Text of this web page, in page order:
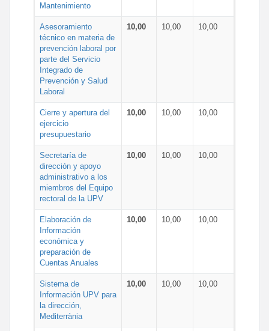
Mantenimiento
Asesoramiento
técnico en materia de
prevención laboral por
parte del Servicio
Integrado de
Prevención y Salud
Laboral
10,00 10,00 10,00
Cierre y apertura del
ejercicio
presupuestario
10,00 10,00 10,00
Secretaría de
dirección y apoyo
administrativo a los
miembros del Equipo
rectoral de la UPV
10,00 10,00 10,00
Elaboración de
Información
económica y
preparación de
Cuentas Anuales
10,00 10,00 10,00
Sistema de
Información UPV para
la dirección,
Mediterrània
10,00 10,00 10,00